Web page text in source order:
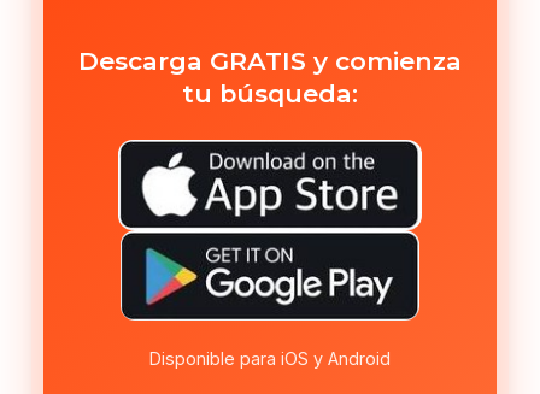
Descarga GRATIS y comienza
tu búsqueda:
Disponible para iOS y Android